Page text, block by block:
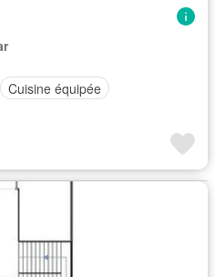
Cuisine équipée